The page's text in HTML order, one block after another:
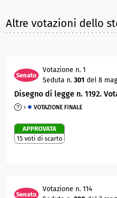
Altre votazioni dello
Senato
Votazione n. 1
Seduta n. 301 del 8
Disegno di legge n. 1192.
VOTAZIONE FINALE
APPROVATA
15 voti di scarto
Senato
Votazione n. 114